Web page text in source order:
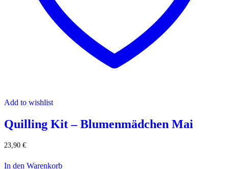
Add to wishlist
Quilling Kit – Blumenmädchen Mai
23,90 €
In den Warenkorb